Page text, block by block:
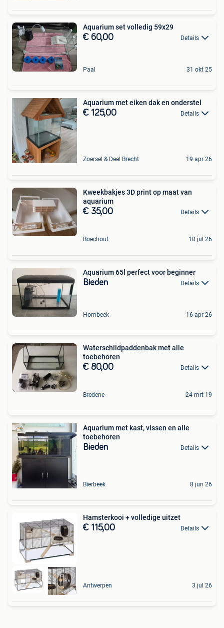
Aquarium set volledig 59x29
€ 60,00 Details
Paal 31 okt 25
Aquarium met eiken dak en onderstel
€ 125,00 Details
Zoersel & Deel Brecht 19 apr 26
Kweekbakjes 3D print op maat van
aquarium
€ 35,00 Details
Boechout 10 jul 26
Aquarium 65l perfect voor beginner
Bieden Details
Hombeek 16 apr 26
Waterschildpaddenbak met alle
toebehoren
€ 80,00 Details
Bredene 24 mrt 19
Aquarium met kast, vissen en alle
toebehoren
Bieden Details
Bierbeek 8 jun 26
Hamsterkooi + volledige uitzet
€ 115,00 Details
Antwerpen 3 jul 26